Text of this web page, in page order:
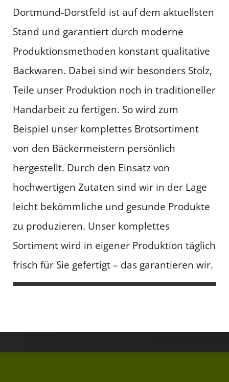
Dortmund-Dorstfeld ist auf dem aktuellsten
Stand und garantiert durch moderne
Produktionsmethoden konstant qualitative
Backwaren. Dabei sind wir besonders Stolz,
Teile unser Produktion noch in traditioneller
Handarbeit zu fertigen. So wird zum
Beispiel unser komplettes Brotsortiment
von den Bäckermeistern persönlich
hergestellt. Durch den Einsatz von
hochwertigen Zutaten sind wir in der Lage
leicht bekömmliche und gesunde Produkte
zu produzieren. Unser komplettes
Sortiment wird in eigener Produktion täglich
frisch für Sie gefertigt – das garantieren wir.
Backstube Produktion Bäckerei
Vorwerk
Backstube Produktion Bäckerei
Vorwerk
Backstube Produktion Bäckerei
Vorwerk
Backstube Produktion Bäckerei
Vorwerk